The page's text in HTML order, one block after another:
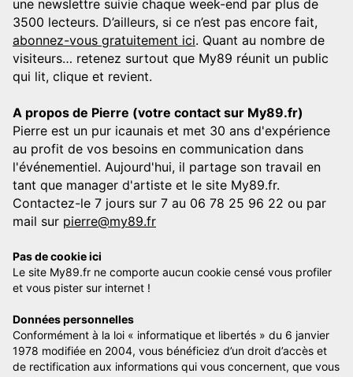
une newslettre suivie chaque week-end par plus de
3500 lecteurs. D’ailleurs, si ce n’est pas encore fait,
abonnez-vous gratuitement ici. Quant au nombre de
visiteurs… retenez surtout que My89 réunit un public
qui lit, clique et revient.
A propos de Pierre (votre contact sur My89.fr)
Pierre est un pur icaunais et met 30 ans d'expérience
au profit de vos besoins en communication dans
l'événementiel. Aujourd'hui, il partage son travail en
tant que manager d'artiste et le site My89.fr.
Contactez-le 7 jours sur 7 au 06 78 25 96 22 ou par
mail sur pierre@my89.fr
Pas de cookie ici
Le site My89.fr ne comporte aucun cookie censé vous profiler
et vous pister sur internet !
Données personnelles
Conformément à la loi « informatique et libertés » du 6 janvier
1978 modifiée en 2004, vous bénéficiez d’un droit d’accès et
de rectification aux informations qui vous concernent, que vous